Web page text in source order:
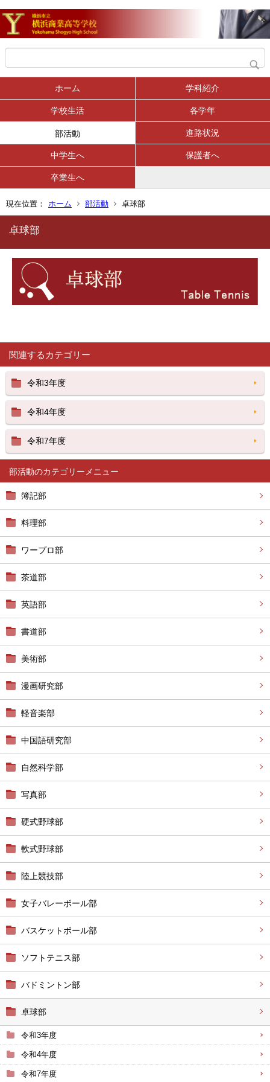
ホーム 学科紹介
学校生活 各学年
部活動 進路状況
中学生へ 保護者へ
卒業生へ
現在位置： ホーム 部活動 卓球部
部活動
簿記部
料理部
ワープロ部
茶道部
英語部
書道部
美術部
漫画研究部
軽音楽部
中国語研究部
自然科学部
写真部
硬式野球部
軟式野球部
陸上競技部
女子バレーボール部
バスケットボール部
ソフトテニス部
バドミントン部
卓球部
令和3年度
令和4年度
令和7年度
卓球部
関連するカテゴリー
令和3年度
令和4年度
令和7年度